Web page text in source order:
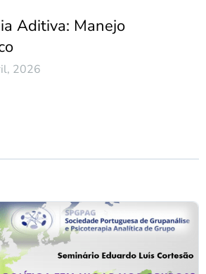
Aditiva: Manejo
2026